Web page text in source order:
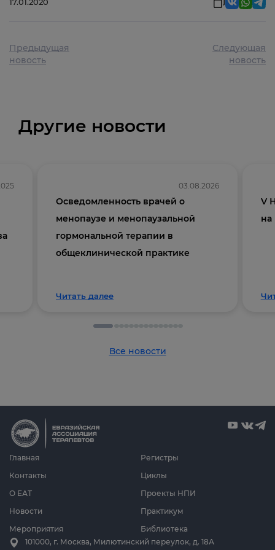
Предыдущая
новость
Следующая
новость
Другие новости
03.08.2026
Осведомленность врачей о
менопаузе и менопаузальной
гормональной терапии в
общеклинической практике
Читать далее
V
на
Все новости
Главная
О ЕАТ
Новости
Мероприятия
Циклы
Проекты НПИ
Практикум
Библиотека
Регистры
Контакты
101000, г. Москва, Милютинский переулок, д. 18А